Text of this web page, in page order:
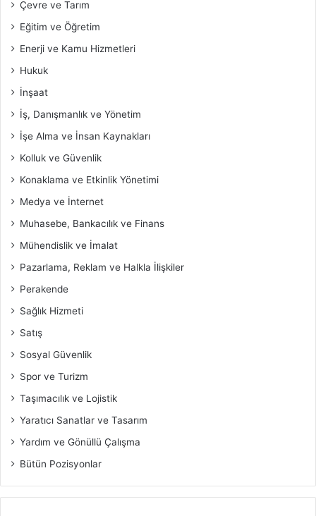
Çevre ve Tarım
Eğitim ve Öğretim
Enerji ve Kamu Hizmetleri
Hukuk
İnşaat
İş, Danışmanlık ve Yönetim
İşe Alma ve İnsan Kaynakları
Kolluk ve Güvenlik
Konaklama ve Etkinlik Yönetimi
Medya ve İnternet
Muhasebe, Bankacılık ve Finans
Mühendislik ve İmalat
Pazarlama, Reklam ve Halkla İlişkiler
Perakende
Sağlık Hizmeti
Satış
Sosyal Güvenlik
Spor ve Turizm
Taşımacılık ve Lojistik
Yaratıcı Sanatlar ve Tasarım
Yardım ve Gönüllü Çalışma
Bütün Pozisyonlar